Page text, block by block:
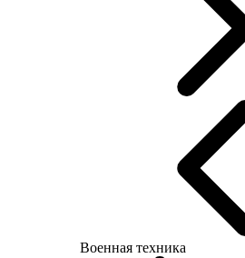
Военная техника